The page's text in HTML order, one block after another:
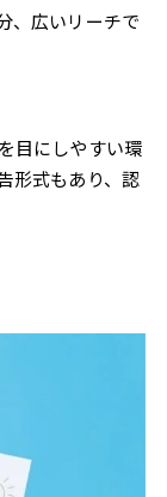
、広いリーチで
目にしやすい環
形式もあり、認